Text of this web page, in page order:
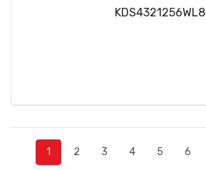
KDS4321256WL8
1 2 3 4 5 6